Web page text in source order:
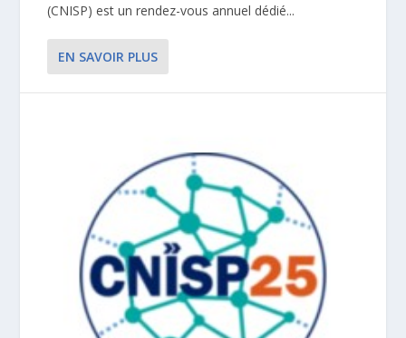
(CNISP) est un rendez-vous annuel dédié...
EN SAVOIR PLUS